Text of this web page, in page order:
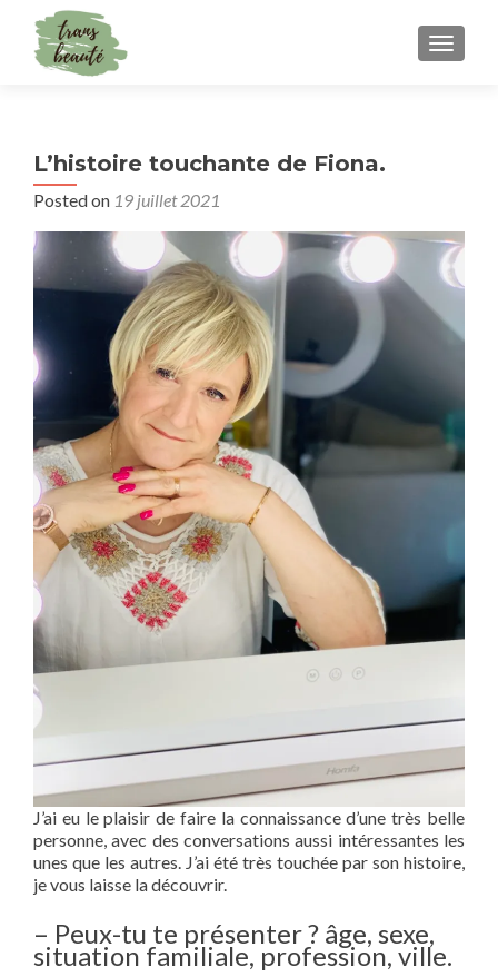
L’histoire touchante de Fiona.
Posted on 19 juillet 2021
J’ai eu le plaisir de faire la connaissance d’une très belle
personne, avec des conversations aussi intéressantes les
unes que les autres. J’ai été très touchée par son histoire,
je vous laisse la découvrir.
– Peux-tu te présenter ? âge, sexe,
situation familiale, profession, ville.